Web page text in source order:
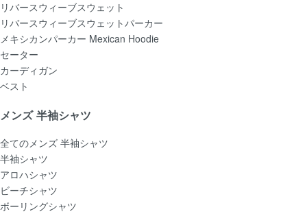
リバースウィーブスウェット
リバースウィーブスウェットパーカー
メキシカンパーカー Mexican Hoodie
セーター
カーディガン
ベスト
メンズ 半袖シャツ
全てのメンズ 半袖シャツ
半袖シャツ
アロハシャツ
ビーチシャツ
ボーリングシャツ